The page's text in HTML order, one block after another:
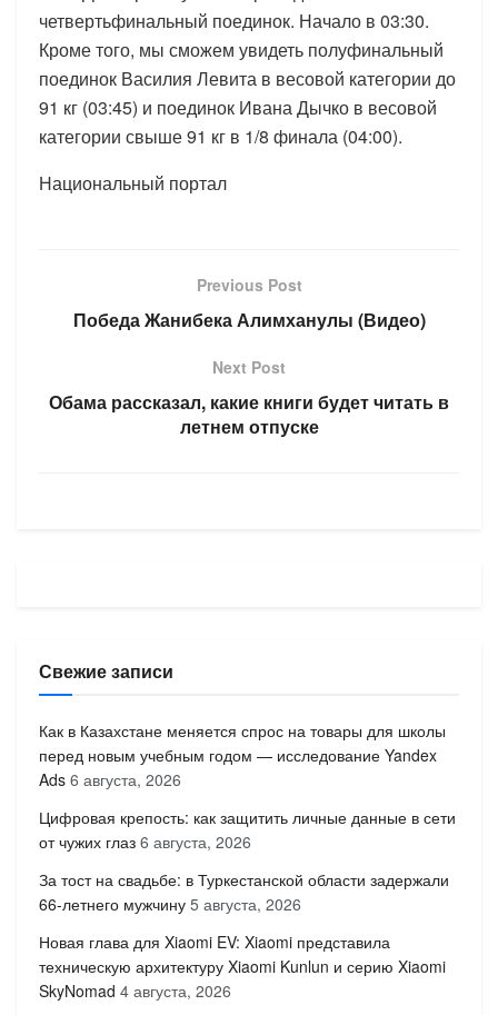
четвертьфинальный поединок. Начало в 03:30.
Кроме того, мы сможем увидеть полуфинальный
поединок Василия Левита в весовой категории до
91 кг (03:45) и поединок Ивана Дычко в весовой
категории свыше 91 кг в 1/8 финала (04:00).
Национальный портал
Previous Post
Победа Жанибека Алимханулы (Видео)
Next Post
Обама рассказал, какие книги будет читать в
летнем отпуске
Свежие записи
Как в Казахстане меняется спрос на товары для школы
перед новым учебным годом — исследование Yandex
Ads 6 августа, 2026
Цифровая крепость: как защитить личные данные в сети
от чужих глаз 6 августа, 2026
За тост на свадьбе: в Туркестанской области задержали
66-летнего мужчину 5 августа, 2026
Новая глава для Xiaomi EV: Xiaomi представила
техническую архитектуру Xiaomi Kunlun и серию Xiaomi
SkyNomad 4 августа, 2026